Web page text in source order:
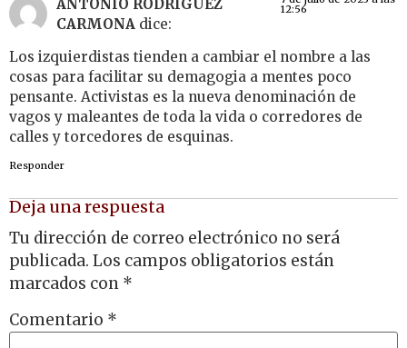
ANTONIO RODRIGUEZ
CARMONA dice:
12:56
Los izquierdistas tienden a cambiar el nombre a las
cosas para facilitar su demagogia a mentes poco
pensante. Activistas es la nueva denominación de
vagos y maleantes de toda la vida o corredores de
calles y torcedores de esquinas.
Responder
Deja una respuesta
Tu dirección de correo electrónico no será
publicada. Los campos obligatorios están
marcados con *
Comentario *